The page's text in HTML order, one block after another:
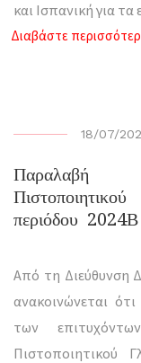
και Ισπανική για τα
Διαβάστε
18/07/
Παραλαβή
περιόδου 2024Β
Από τη Διεύθυνση
ανακοινώνεται
των
Πιστοποιητικού